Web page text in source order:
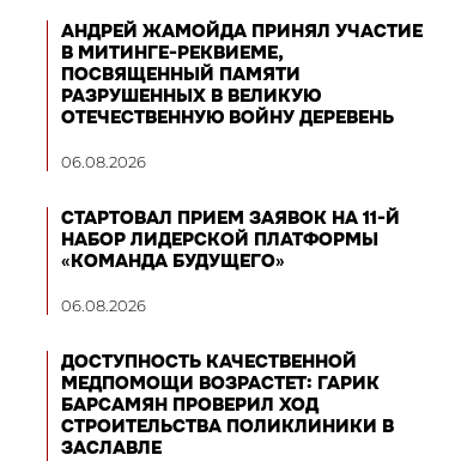
АНДРЕЙ ЖАМОЙДА ПРИНЯЛ УЧАСТИЕ
В МИТИНГЕ-РЕКВИЕМЕ,
ПОСВЯЩЕННЫЙ ПАМЯТИ
РАЗРУШЕННЫХ В ВЕЛИКУЮ
ОТЕЧЕСТВЕННУЮ ВОЙНУ ДЕРЕВЕНЬ
06.08.2026
СТАРТОВАЛ ПРИЕМ ЗАЯВОК НА 11-Й
НАБОР ЛИДЕРСКОЙ ПЛАТФОРМЫ
«КОМАНДА БУДУЩЕГО»
06.08.2026
ДОСТУПНОСТЬ КАЧЕСТВЕННОЙ
МЕДПОМОЩИ ВОЗРАСТЕТ: ГАРИК
БАРСАМЯН ПРОВЕРИЛ ХОД
СТРОИТЕЛЬСТВА ПОЛИКЛИНИКИ В
ЗАСЛАВЛЕ